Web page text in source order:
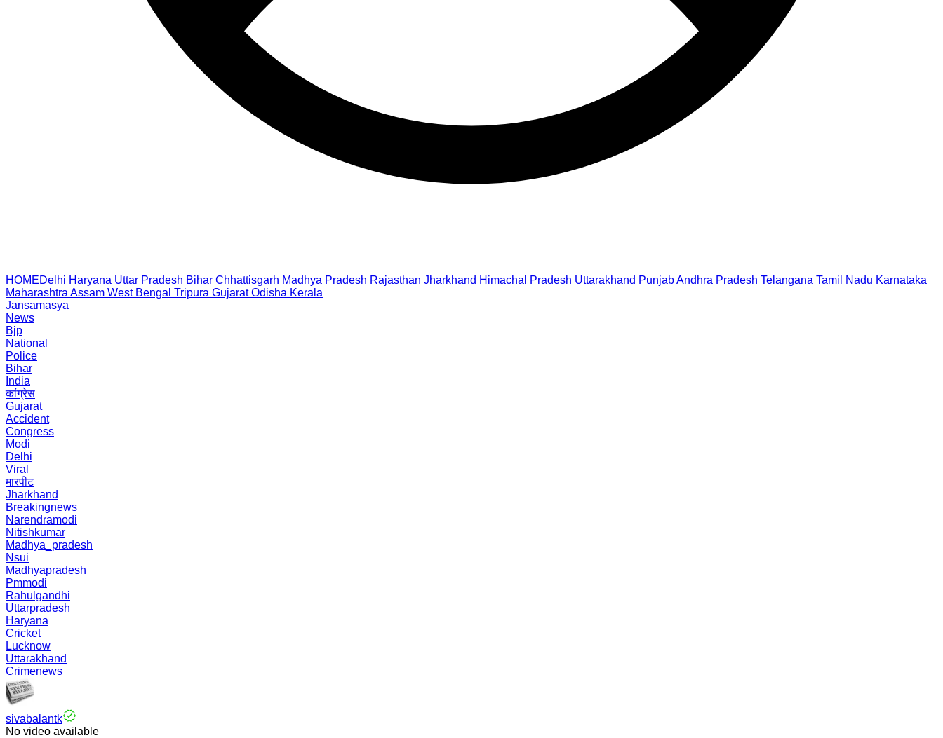
HOMEDelhi Haryana Uttar Pradesh Bihar Chhattisgarh Madhya Pradesh Rajasthan Jharkhand Himachal Pradesh Uttarakhand PunjabAndhra Pradesh Telangana Tamil Nadu Karnataka
Maharashtra Assam West Bengal Tripura Gujarat Odisha Kerala
Jansamasya
News
Bjp
National
Police
Bihar
India
कांग्रेस
Gujarat
Accident
Congress
Modi
Delhi
Viral
मारपीट
Jharkhand
Breakingnews
Narendramodi
Nitishkumar
Madhya_pradesh
Nsui
Madhyapradesh
Pmmodi
Rahulgandhi
Uttarpradesh
Haryana
Cricket
Lucknow
Uttarakhand
Crimenews
sivabalantk
No video available